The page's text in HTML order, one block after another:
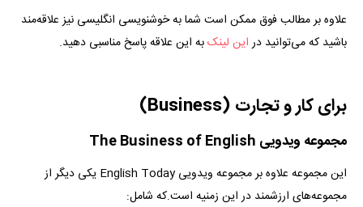
علاوه بر مطالب فوق ممکن است شما به خوشنویسی انگلیسی نیز علاقه‌مند
باشید که می‌توانید دراین لینکبه این علاقه پاسخ مناسبی دهید.
برای کار و تجارت (Business)
مجموعه ویدویی The Business of English
این مجموعه علاوه بر مجموعه ویدویی English Today یکی دیگر از
مجموعه‌های ارزشمند در این زمنیه است.که شامل: